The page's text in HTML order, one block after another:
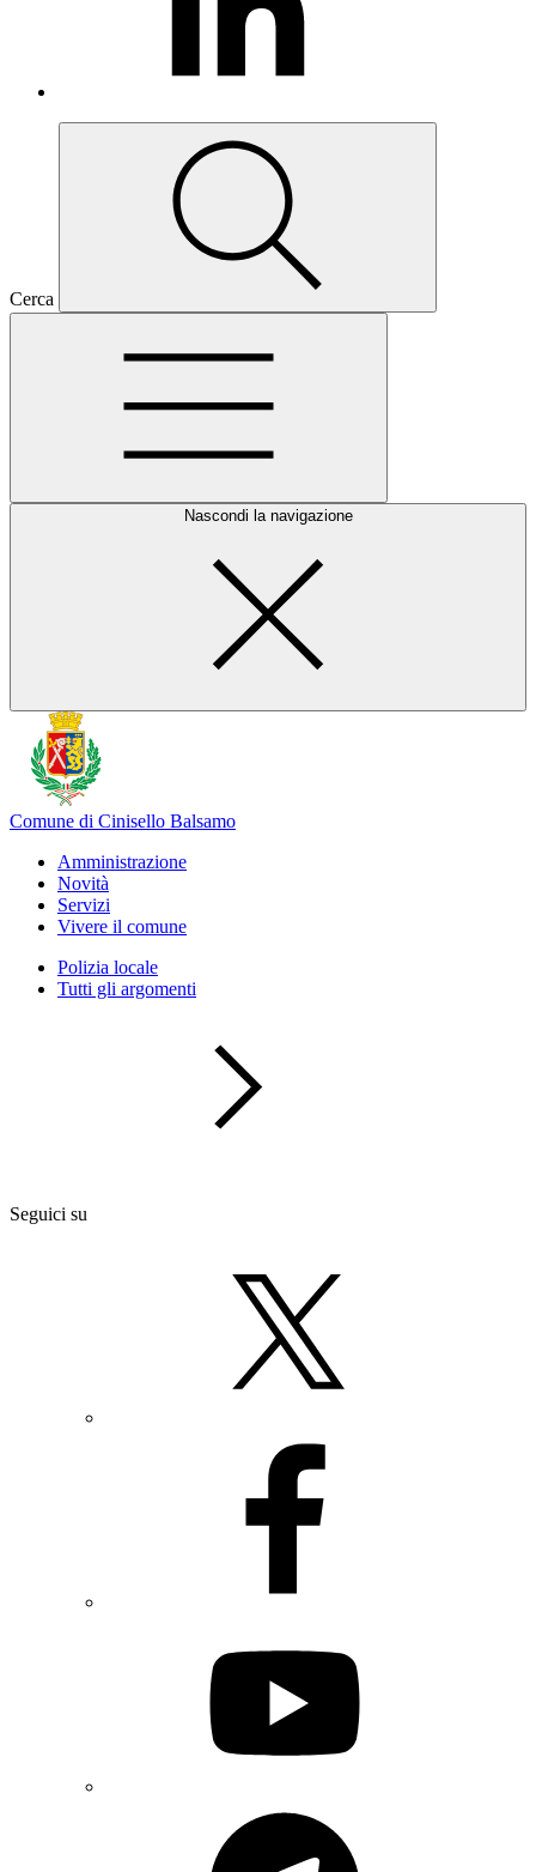
Cerca
Nascondi la navigazione
Comune di Cinisello Balsamo
Amministrazione
Novità
Servizi
Vivere il comune
Polizia locale
Tutti gli argomenti
Seguici su